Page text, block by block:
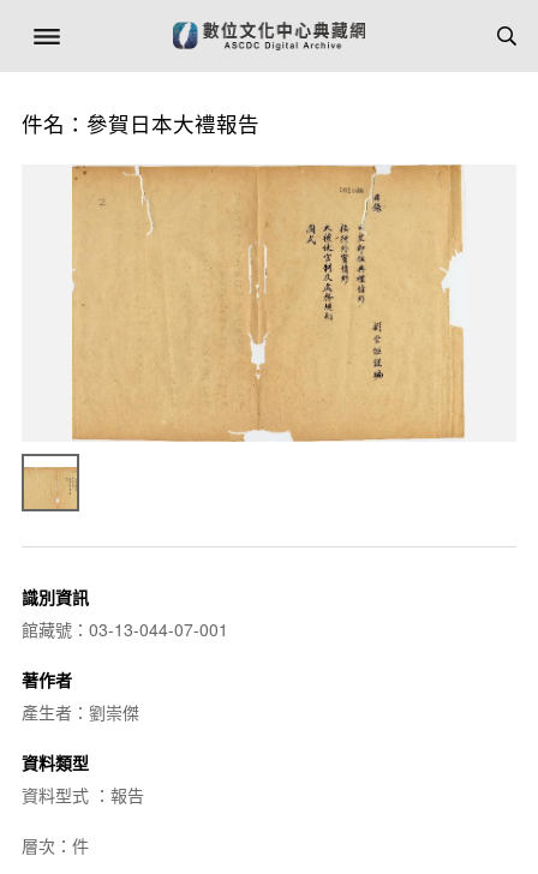
件名：參賀日本大禮報告
識別資訊
館藏號：03-13-044-07-001
著作者
產生者：劉崇傑
資料類型
資料型式 ：報告
層次：件